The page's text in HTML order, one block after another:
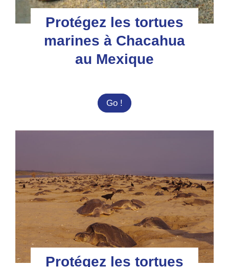
Protégez les tortues
marines à Chacahua
au Mexique
Go ! Protégez
les
tortues
au
Mexique
Protégez les tortues